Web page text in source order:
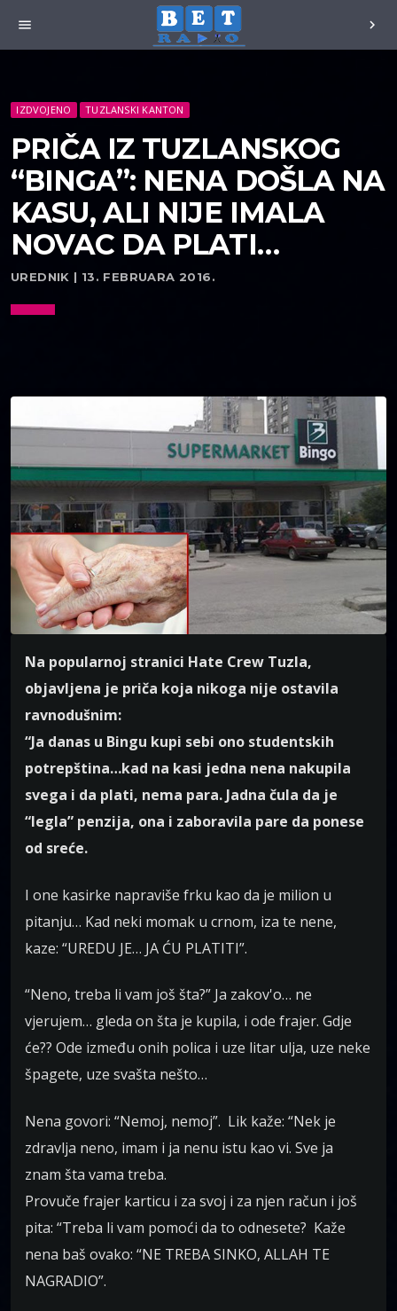
menu chevron_right
IZDVOJENO TUZLANSKI KANTON
PRIČA IZ TUZLANSKOG
“BINGA”: NENA DOŠLA NA
KASU, ALI NIJE IMALA
NOVAC DA PLATI…
UREDNIK | 13. FEBRUARA 2016.
Na popularnoj stranici Hate Crew Tuzla,
objavljena je priča koja nikoga nije ostavila
ravnodušnim:
“Ja danas u Bingu kupi sebi ono studentskih
potrepština…kad na kasi jedna nena nakupila
svega i da plati, nema para. Jadna čula da je
“legla” penzija, ona i zaboravila pare da ponese
od sreće.
I one kasirke napraviše frku kao da je milion u
pitanju… Kad neki momak u crnom, iza te nene,
kaze: “UREDU JE… JA ĆU PLATITI”.
“Neno, treba li vam još šta?” Ja zakov'o… ne
vjerujem… gleda on šta je kupila, i ode frajer. Gdje
će?? Ode između onih polica i uze litar ulja, uze neke
špagete, uze svašta nešto…
Nena govori: “Nemoj, nemoj”. Lik kaže: “Nek je
zdravlja neno, imam i ja nenu istu kao vi. Sve ja
znam šta vama treba.
Provuče frajer karticu i za svoj i za njen račun i još
pita: “Treba li vam pomoći da to odnesete? Kaže
nena baš ovako: “NE TREBA SINKO, ALLAH TE
NAGRADIO”.